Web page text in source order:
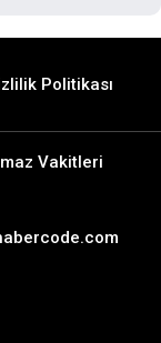
Politikası
Vakitleri